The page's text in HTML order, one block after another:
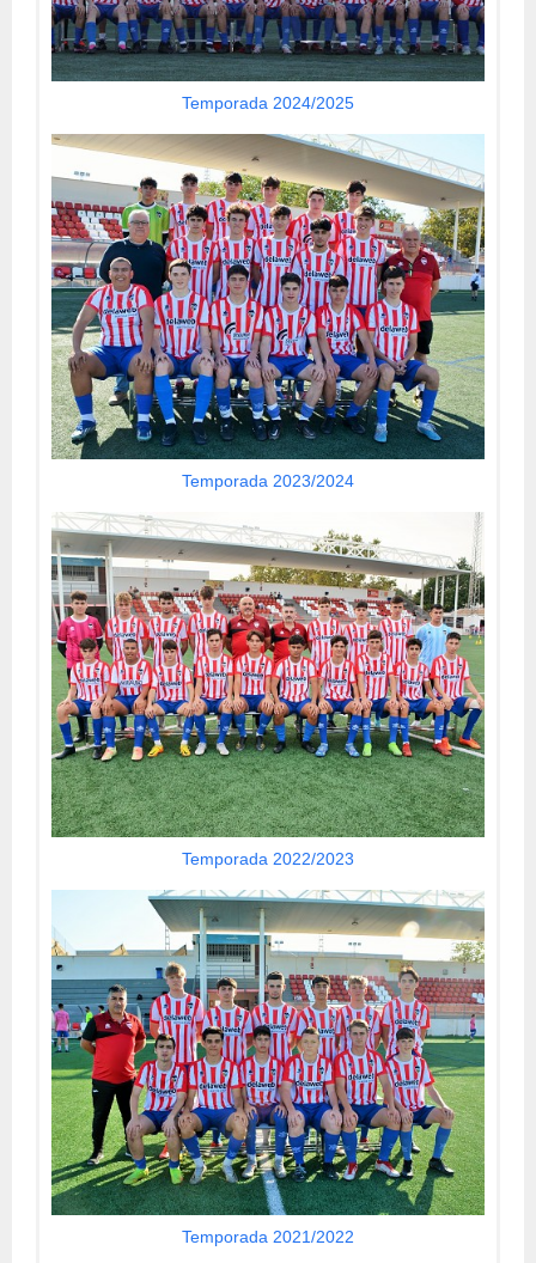
Temporada 2024/2025
Temporada 2023/2024
Temporada 2022/2023
Temporada 2021/2022